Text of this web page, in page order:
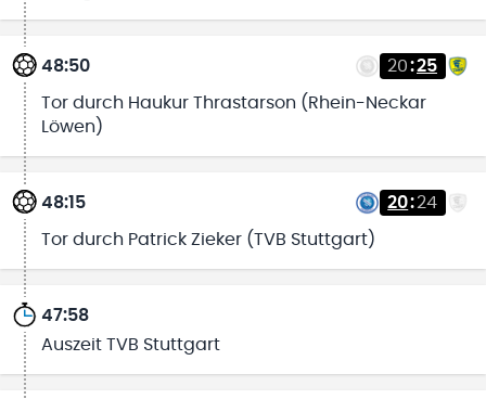
48:50 20:25
Tor durch Haukur Thrastarson (Rhein-Neckar
Löwen)
48:15 20:24
Tor durch Patrick Zieker (TVB Stuttgart)
47:58
Auszeit TVB Stuttgart